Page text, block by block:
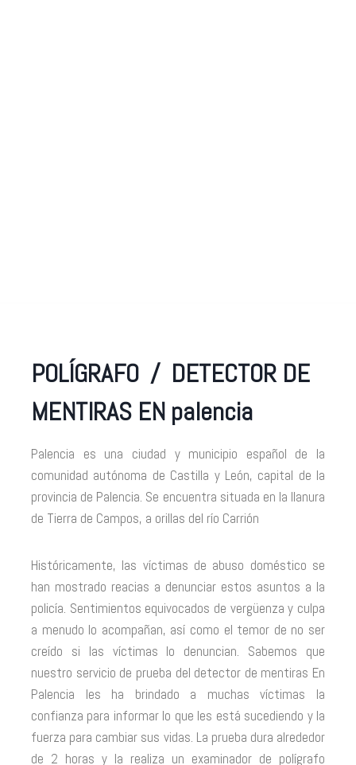
POLÍGRAFO / DETECTOR DE
MENTIRAS EN palencia
Palencia es una ciudad y municipio español de la
comunidad autónoma de Castilla y León, capital de la
provincia de Palencia. Se encuentra situada en la llanura
de Tierra de Campos, a orillas del río Carrión
Históricamente, las víctimas de abuso doméstico se
han mostrado reacias a denunciar estos asuntos a la
policía. Sentimientos equivocados de vergüenza y culpa
a menudo lo acompañan, así como el temor de no ser
creído si las víctimas lo denuncian. Sabemos que
nuestro servicio de prueba del detector de mentiras En
Palencia les ha brindado a muchas víctimas la
confianza para informar lo que les está sucediendo y la
fuerza para cambiar sus vidas. La prueba dura alrededor
de 2 horas y la realiza un examinador de polígrafo